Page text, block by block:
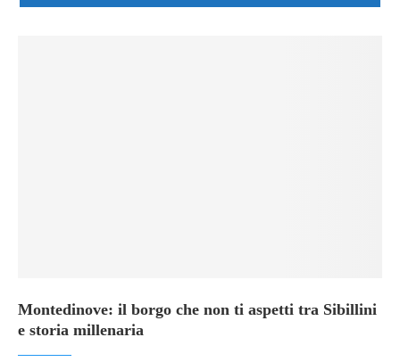
Montedinove: il borgo che non ti aspetti tra Sibillini
e storia millenaria